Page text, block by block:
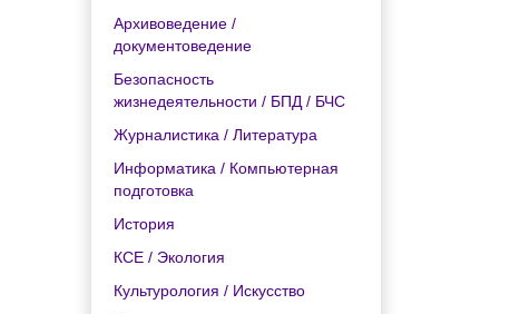
Архивоведение /
документоведение
Безопасность
жизнедеятельности / БПД / БЧС
Журналистика / Литература
Информатика / Компьютерная
подготовка
История
КСЕ / Экология
Культурология / Искусство